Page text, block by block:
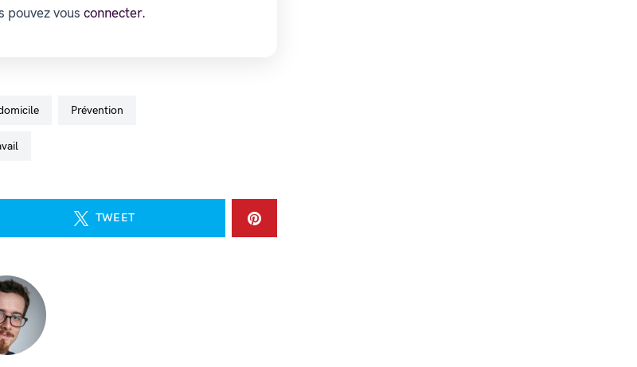
pouvez vous connecter.
prévention
TWEET